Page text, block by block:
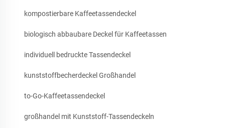
kompostierbare Kaffeetassendeckel
biologisch abbaubare Deckel für Kaffeetassen
individuell bedruckte Tassendeckel
kunststoffbecherdeckel Großhandel
to-Go-Kaffeetassendeckel
großhandel mit Kunststoff-Tassendeckeln